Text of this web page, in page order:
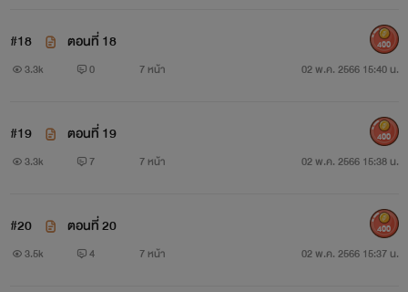
#18 ตอนที่ 18
3.3k 0 7 หน้า 02 พ.ค. 2566 15:40 น.
400
#19 ตอนที่ 19
3.3k 7 7 หน้า 02 พ.ค. 2566 15:38 น.
400
#20 ตอนที่ 20
3.5k 4 7 หน้า 02 พ.ค. 2566 15:37 น.
400